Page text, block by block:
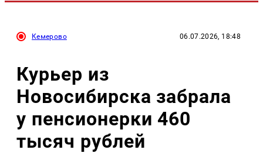
Кемерово 06.07.2026, 18:48
Курьер из
Новосибирска забрала
у пенсионерки 460
тысяч рублей